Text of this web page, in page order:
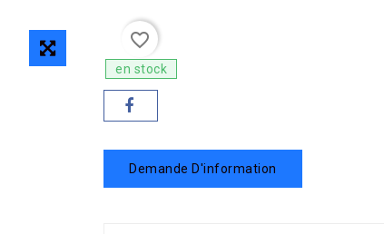
favorite_border
en stock
Demande D'information